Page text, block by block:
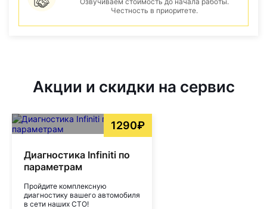
Честность в приоритете.
Акции и скидки на сервис
1290₽
Диагностика Infiniti по
параметрам
Пройдите комплексную
диагностику вашего автомобиля
в сети наших СТО!